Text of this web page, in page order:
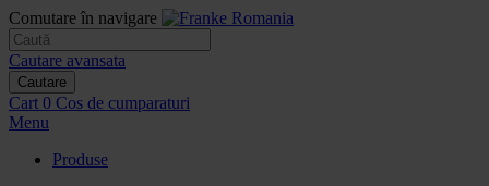
Comutare în navigare
Cautare avansata
Cautare
Cart 0 Cos de cumparaturi
Menu
Produse